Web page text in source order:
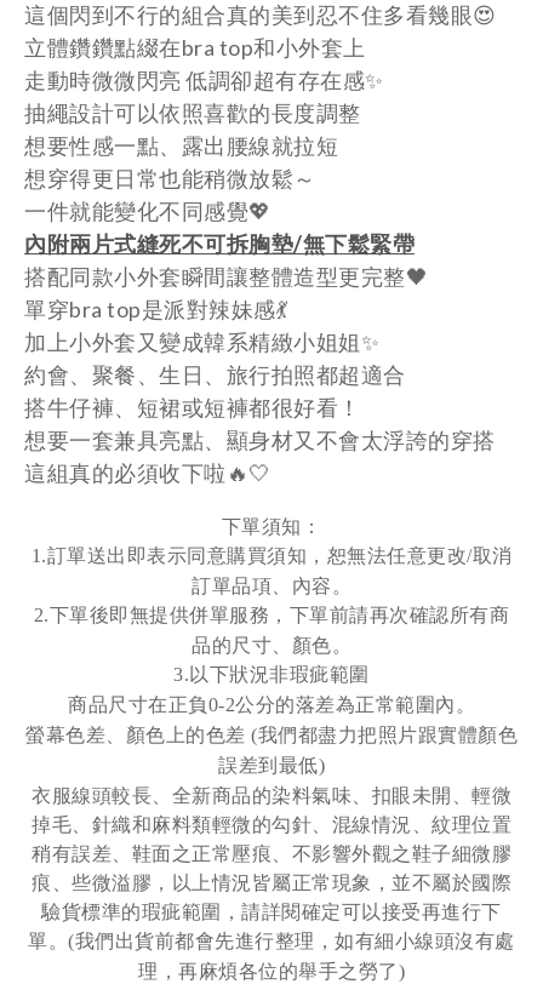
這個閃到不行的組合真的美到忍不住多看幾眼😍
立體鑽鑽點綴在bra top和小外套上
走動時微微閃亮 低調卻超有存在感✨
抽繩設計可以依照喜歡的長度調整
想要性感一點、露出腰線就拉短
想穿得更日常也能稍微放鬆～
一件就能變化不同感覺💖
內附兩片式縫死不可拆胸墊/無下鬆緊帶
搭配同款小外套瞬間讓整體造型更完整🖤
單穿bra top是派對辣妹感💃
加上小外套又變成韓系精緻小姐姐✨
約會、聚餐、生日、旅行拍照都超適合
搭牛仔褲、短裙或短褲都很好看！
想要一套兼具亮點、顯身材又不會太浮誇的穿搭
這組真的必須收下啦🔥🤍
下單須知：
1.訂單送出即表示同意購買須知，恕無法任意更改/取消
訂單品項、內容。
2.下單後即無提供併單服務，下單前請再次確認所有商
品的尺寸、顏色。
3.以下狀況非瑕疵範圍
商品尺寸在正負0-2公分的落差為正常範圍內。
螢幕色差
顏色上的色差 (我們都盡力把照片跟實體顏色
誤差到最低)
衣服線頭較長、全新商品的染料氣味、扣眼未開、輕微
掉毛、針織和麻料類輕微的勾針、混線情況、紋理位置
稍有誤差、鞋面之正常壓痕、不影響外觀之鞋子細微膠
痕、些微溢膠，以上情況皆屬正常現象，並不屬於國際
驗貨標準的瑕疵範圍，請詳閱確定可以接受再進行下
單。(我們出貨前都會先進行整理，如有細小線頭沒有處
理，再麻煩各位的舉手之勞了)